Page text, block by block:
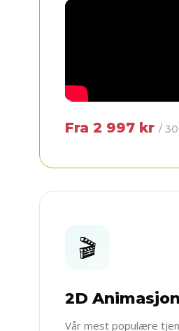
Fra 2 997 kr /
🎬
2D Animasjon
Vår mest populære